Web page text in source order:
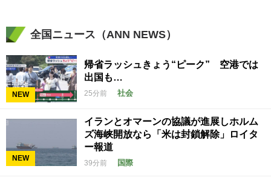
全国ニュース（ANN NEWS）
NEW
帰省ラッシュきょう“ピーク” 空港では
出国も…
25分前 社会
NEW
イランとオマーンの協議が進展しホルム
ズ海峡開放なら「米は封鎖解除」ロイタ
ー報道
39分前 国際